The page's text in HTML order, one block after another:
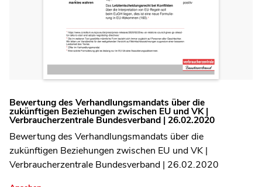
Bewertung des Verhandlungsmandats über die
zukünftigen Beziehungen zwischen EU und VK |
Verbraucherzentrale Bundesverband | 26.02.2020
Bewertung des Verhandlungsmandats über die
zukünftigen Beziehungen zwischen EU und VK |
Verbraucherzentrale Bundesverband | 26.02.2020